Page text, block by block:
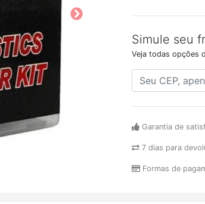
Simule seu
Veja todas opções
Garantia de
7 dias para
Formas de